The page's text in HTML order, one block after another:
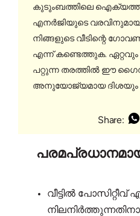
കുടുംബത്തിലെ
എനർജിയുടെ
നിങ്ങളുടെ വീടിന്റെ
എന്ന് കണ്ടെത്തുക. ഏറ്റവും
പറ്റുന്ന തരത്തിൽ ഈ
അനുയോജ്യമായ ദിശയും
Share:
വീട്ടിൽ പോസിറ്റീവ്